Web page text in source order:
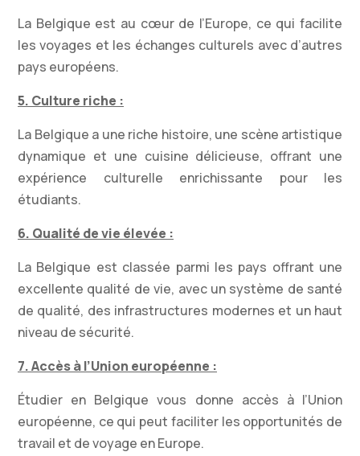
La Belgique est au cœur de l’Europe, ce qui facilite
les voyages et les échanges culturels avec d’autres
pays européens.
5. Culture riche :
La Belgique a une riche histoire, une scène artistique
dynamique et une cuisine délicieuse, offrant une
expérience culturelle enrichissante pour les
étudiants.
6. Qualité de vie élevée :
La Belgique est classée parmi les pays offrant une
excellente qualité de vie, avec un système de santé
de qualité, des infrastructures modernes et un haut
niveau de sécurité.
7. Accès à l’Union européenne :
Étudier en Belgique vous donne accès à l’Union
européenne, ce qui peut faciliter les opportunités de
travail et de voyage en Europe.